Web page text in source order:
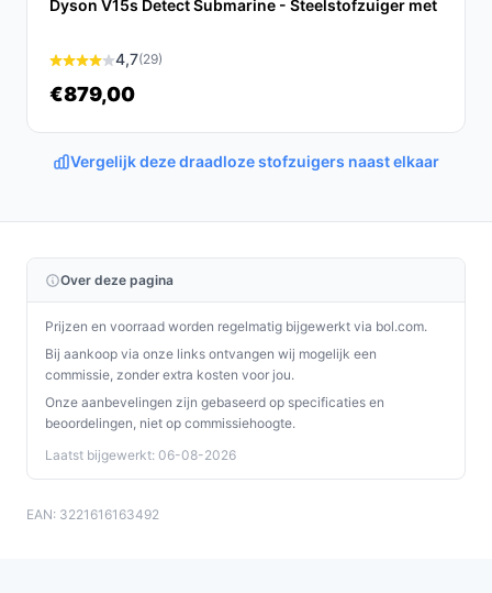
RH9CD9 een krachtige, flexibele en
ontwerp en de functionaliteit maken het een
uitstekende keuze voor iedereen die efficiënt en
grondig wil schoonmaken.
Ontdek alle specificaties en vergelijk prijzen op
past bij jouw behoeften!
Dyson V15s Detect Submarine - Steelstofzuiger met
4,7(29)
€879,00
Vergelijk deze draadloze stofzuigers naast elkaar
Over deze pagina
Prijzen en voorraad worden regelmatig bijgewerkt via bol.com.
Bij aankoop via onze links ontvangen wij mogelijk een
commissie, zonder extra kosten voor jou.
Onze aanbevelingen zijn gebaseerd op specificaties en
beoordelingen, niet op commissiehoogte.
Laatst bijgewerkt: 06-08-2026
EAN: 3221616163492